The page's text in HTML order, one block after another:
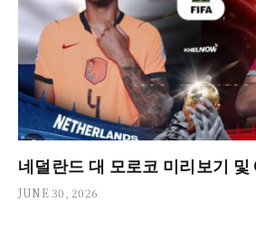
네덜란드 대 모로코 미리보기 및
JUNE 30, 2026